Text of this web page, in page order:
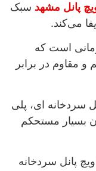
پانل مشهد سبک
می‌کند.
است که
مقاوم در برابر
سردخانه ای، پلی
بسیار مستحکم
پانل سردخانه